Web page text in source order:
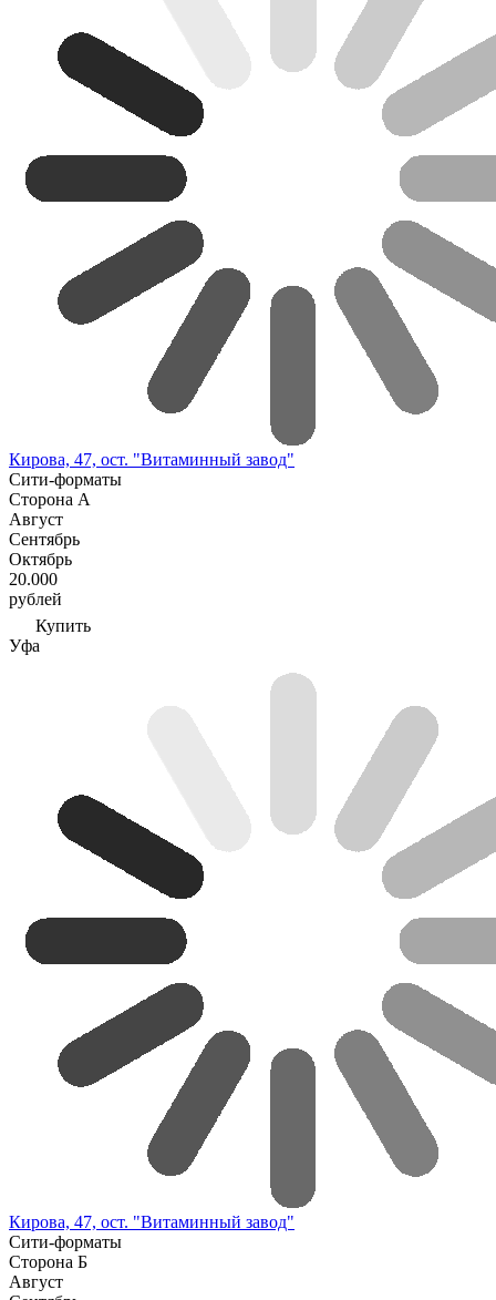
Кирова, 47, ост. "Витаминный завод"
Сити-форматы
Сторона А
Август
Сентябрь
Октябрь
20.000
рублей
Купить
Уфа
Кирова, 47, ост. "Витаминный завод"
Сити-форматы
Сторона Б
Август